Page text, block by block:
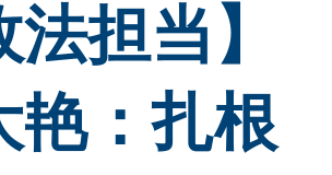
法担当】
艳：扎根